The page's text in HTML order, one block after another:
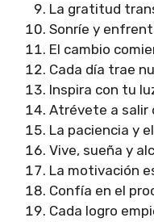
La gratitud
Sonríe y
El cambio
Cada día trae
Inspira con tu
Atrévete a salir
La paciencia y
Vive, sueña y
La motivación
Confía en el
Cada logro